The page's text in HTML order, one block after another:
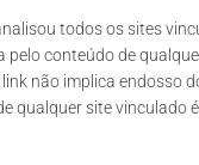
todos os sites
pelo conteúdo de
não implica endosso
qualquer site vinculado